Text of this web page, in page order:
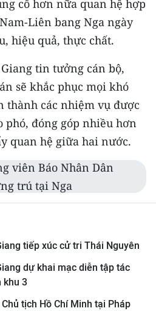
cố hơn nữa quan hệ hợp
Liên bang Nga ngày
hiệu quả, thực chất.
tin tưởng cán bộ,
sẽ khắc phục mọi khó
thành các nhiệm vụ được
phó, đóng góp nhiều hơn
quan hệ giữa hai nước.
viên Báo Nhân Dân
trú tại Nga
tiếp xúc cử tri Thái Nguyên
dự khai mạc diễn tập tác
khu 3
tịch Hồ Chí Minh tại Pháp